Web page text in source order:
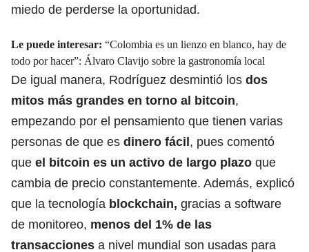
miedo de perderse la oportunidad.
Le puede interesar: “Colombia es un lienzo en blanco, hay de
todo por hacer”: Álvaro Clavijo sobre la gastronomía local
De igual manera, Rodríguez desmintió los dos
mitos más grandes en torno al bitcoin,
empezando por el pensamiento que tienen varias
personas de que es dinero fácil, pues comentó
que el bitcoin es un activo de largo plazo que
cambia de precio constantemente. Además, explicó
que la tecnología blockchain, gracias a software
de monitoreo, menos del 1% de las
transacciones a nivel mundial son usadas para